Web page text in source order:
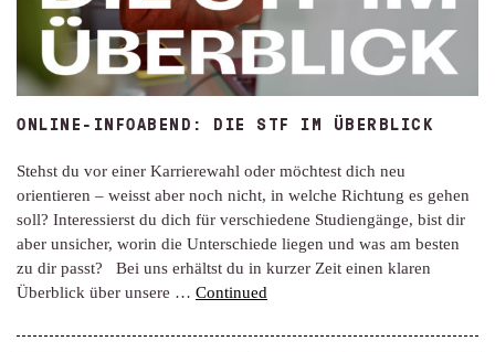
ONLINE-INFOABEND: DIE STF IM ÜBERBLICK
Stehst du vor einer Karrierewahl oder möchtest dich neu
orientieren – weisst aber noch nicht, in welche Richtung es gehen
soll? Interessierst du dich für verschiedene Studiengänge, bist dir
aber unsicher, worin die Unterschiede liegen und was am besten
zu dir passt? Bei uns erhältst du in kurzer Zeit einen klaren
Überblick über unsere … Continued